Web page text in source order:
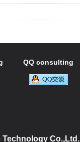
QQ consulting
Technology Co.,Ltd.